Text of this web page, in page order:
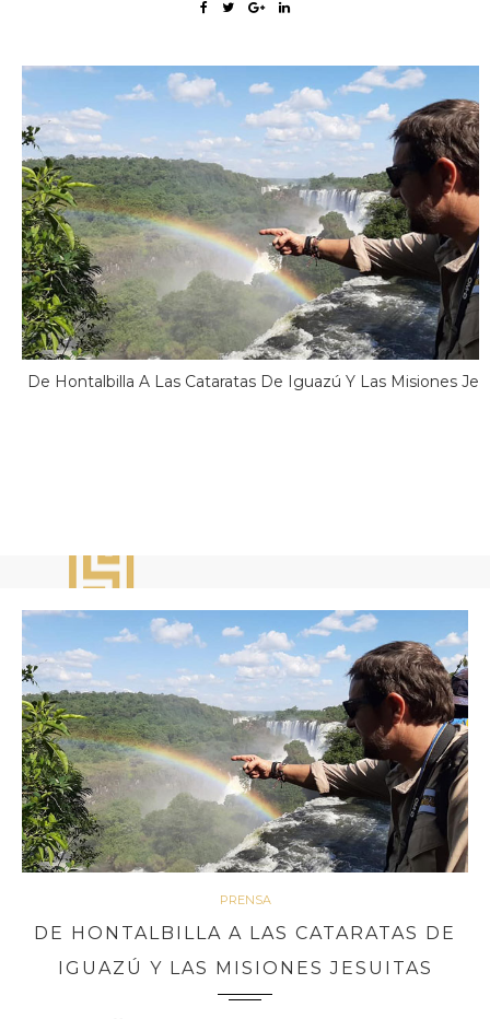
De Hontalbilla A Las Cataratas De Iguazú Y Las Misiones
PRENSA
DE HONTALBILLA A LAS CATARATAS DE
IGUAZÚ Y LAS MISIONES JESUITAS